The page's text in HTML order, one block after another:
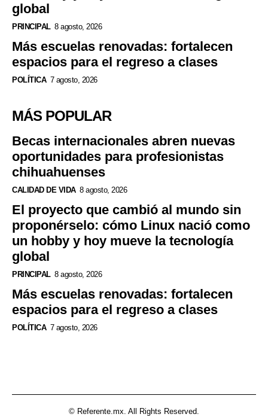
global
PRINCIPAL 8 agosto, 2026
Más escuelas renovadas: fortalecen
espacios para el regreso a clases
POLÍTICA 7 agosto, 2026
MÁS POPULAR
Becas internacionales abren nuevas
oportunidades para profesionistas
chihuahuenses
CALIDAD DE VIDA 8 agosto, 2026
El proyecto que cambió al mundo sin
proponérselo: cómo Linux nació como
un hobby y hoy mueve la tecnología
global
PRINCIPAL 8 agosto, 2026
Más escuelas renovadas: fortalecen
espacios para el regreso a clases
POLÍTICA 7 agosto, 2026
© Referente.mx. All Rights Reserved.